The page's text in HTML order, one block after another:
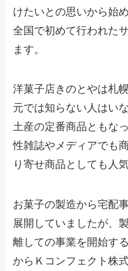
けたいとの思いから始
全国で初めて行われた
ます。
洋菓子店きのとやは札
元では知らない人はい
土産の定番商品ともな
性雑誌やメディアでも
り寄せ商品としても人
お菓子の製造から宅配
展開していましたが、
離しての事業を開始す
からＫコンフェクト株